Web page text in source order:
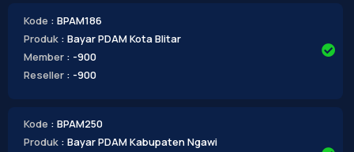
Kode : BPAM186
Produk : Bayar PDAM Kota Blitar
Member : -900
Reseller : -900
Kode : BPAM250
Produk : Bayar PDAM Kabupaten Ngawi